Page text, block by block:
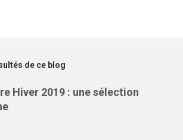
de ce blog
Hiver 2019 : une sélection